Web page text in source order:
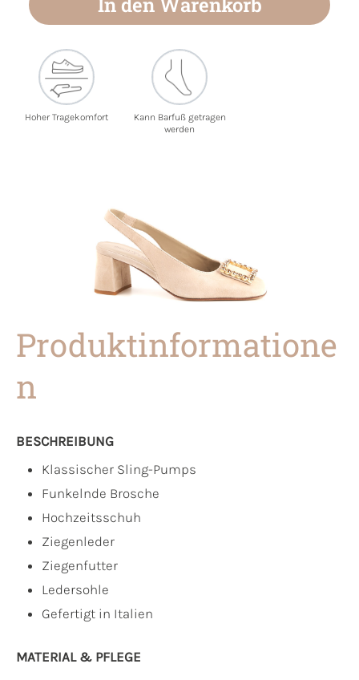
Hoher Tragekomfort
Kann Barfuß getragen
werden
Produktinformatione
n
BESCHREIBUNG
Klassischer Sling-Pumps
Funkelnde Brosche
Hochzeitsschuh
Ziegenleder
Ziegenfutter
Ledersohle
Gefertigt in Italien
MATERIAL & PFLEGE